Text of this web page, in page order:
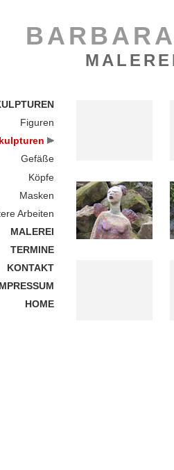
Figuren
Gefäße
Köpfe
Masken
Arbeiten
MALEREI
TERMINE
KONTAKT
HOME